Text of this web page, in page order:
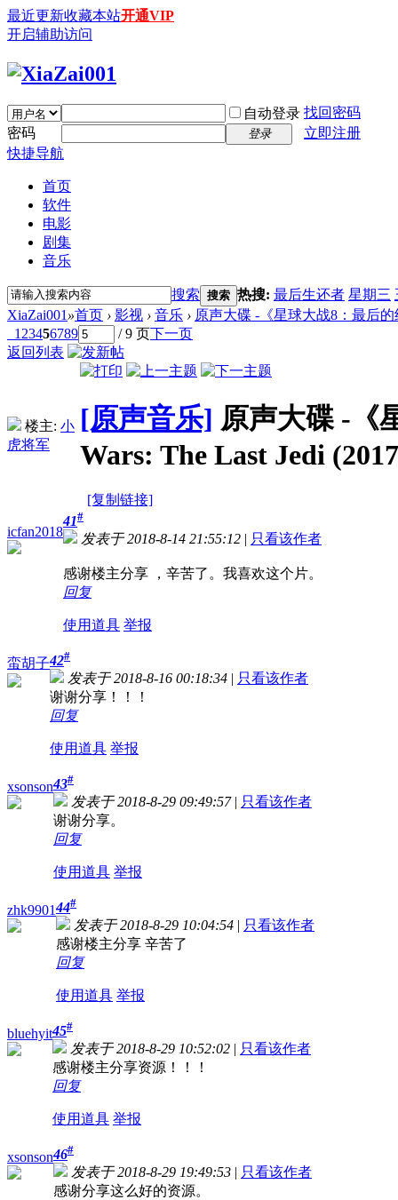
最近更新收藏本站开通VIP
开启辅助访问
自动登录 找回密码
密码
登录
立即注册
快捷导航
首页
软件
电影
剧集
音乐
搜索 搜索 热搜: 最后生还者 星期三
XiaZai001 »首页 › 影视 › 音乐 › 原声大碟 -《星球大战8：最后的
1 23456789 / 9 页下一页
返回列表
楼主: 小
虎将军
[原声音乐] 原声大碟 -《
Wars: The Last Jedi
[复制链接]
icfan2018
41#
发表于 2018-8-14 21:55:12 | 只看该作者
感谢楼主分享 ，辛苦了。我喜欢这个片。
回复
使用道具 举报
蛮胡子42#
发表于 2018-8-16 00:18:34 | 只看该作者
谢谢分享！！！
回复
使用道具 举报
xsonson43#
发表于 2018-8-29 09:49:57 | 只看该作者
谢谢分享。
回复
使用道具 举报
zhk990144#
发表于 2018-8-29 10:04:54 | 只看该作者
感谢楼主分享 辛苦了
回复
使用道具 举报
bluehyit45#
发表于 2018-8-29 10:52:02 | 只看该作者
感谢楼主分享资源！！！
回复
使用道具 举报
xsonson46#
发表于 2018-8-29 19:49:53 | 只看该作者
感谢分享这么好的资源。